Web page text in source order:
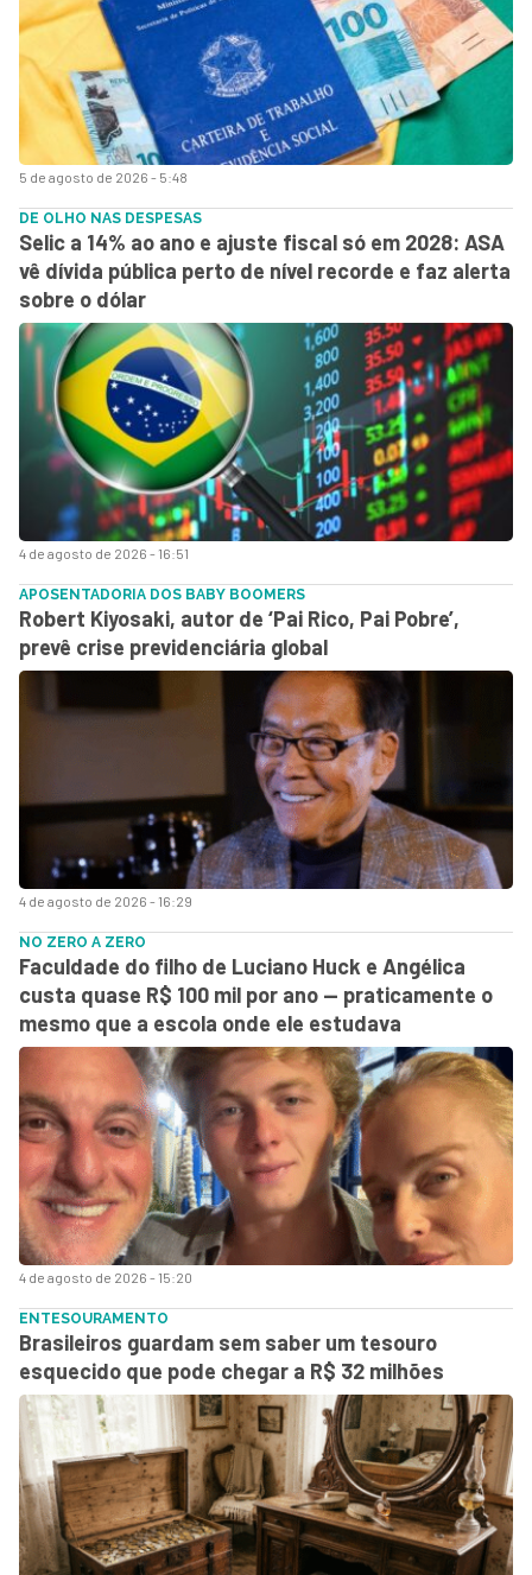
5 de agosto de 2026 - 5:48
4 de agosto de 2026 - 16:51
DE OLHO NAS DESPESAS
Selic a 14% ao ano e ajuste fiscal só em 2028: ASA
vê dívida pública perto de nível recorde e faz alerta
sobre o dólar
4 de agosto de 2026 - 16:29
APOSENTADORIA DOS BABY BOOMERS
Robert Kiyosaki, autor de ‘Pai Rico, Pai Pobre’,
prevê crise previdenciária global
4 de agosto de 2026 - 15:20
NO ZERO A ZERO
Faculdade do filho de Luciano Huck e Angélica
custa quase R$ 100 mil por ano — praticamente o
mesmo que a escola onde ele estudava
ENTESOURAMENTO
Brasileiros guardam sem saber um tesouro
esquecido que pode chegar a R$ 32 milhões